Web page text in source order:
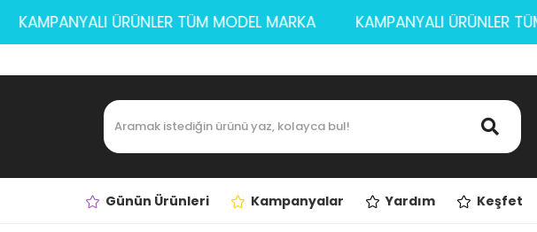
KAMPANYALI ÜRÜNLER TÜM MODEL MARKA KAMPANYALI
Günün Ürünleri Kampanyalar Yardım Keşfet